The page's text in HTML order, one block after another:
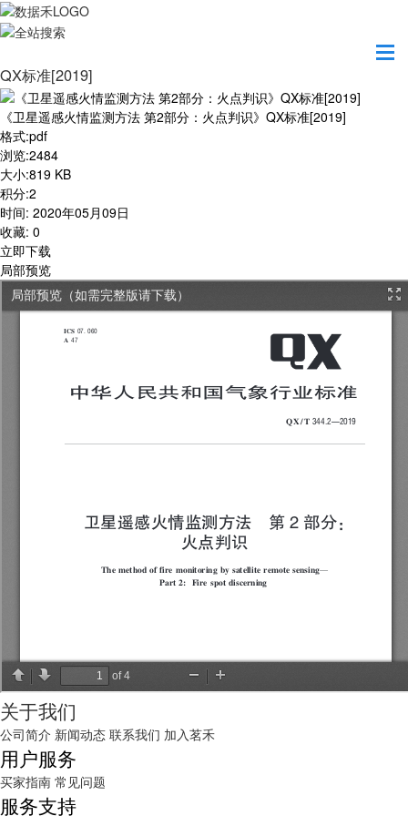
《卫星遥感火情监测方法 第2部分：火点判识》
QX标准[2019]
《卫星遥感火情监测方法 第2部分：火点判识》QX标准[2019]
格式:pdf
浏览:2484
大小:819 KB
积分:2
时间: 2020年05月09日
收藏: 0
立即下载
局部预览
关于我们
公司简介 新闻动态 联系我们 加入茗禾
用户服务
买家指南 常见问题
服务支持